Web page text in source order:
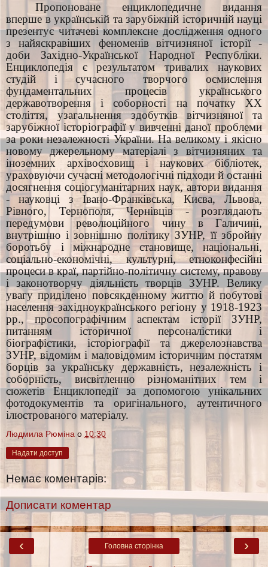
Пропоноване енциклопедичне видання
вперше в українській та зарубіжній історичній науці
презентує читачеві комплексне дослідження одного
з найяскравіших феноменів вітчизняної історії -
доби Західно-Української Народної Республіки.
Енциклопедія є результатом тривалих наукових
студій і сучасного творчого осмислення
фундаментальних процесів українського
державотворення і соборності на початку XX
століття, узагальнення здобутків вітчизняної та
зарубіжної історіографії у вивченні даної проблеми
за роки незалежності України. На великому і якісно
новому джерельному матеріалі з вітчизняних та
іноземних архівосховищ і наукових бібліотек,
ураховуючи сучасні методологічні підходи й останні
досягнення соціогуманітарних наук, автори видання
- науковці з Івано-Франківська, Києва, Львова,
Рівного, Тернополя, Чернівців - розглядають
передумови революційного чину в Галичині,
внутрішню і зовнішню політику ЗУНР, її збройну
боротьбу і міжнародне становище, національні,
соціально-економічні, культурні, етноконфесійні
процеси в краї, партійно-політичну систему, правову
і законотворчу діяльність творців ЗУНР. Велику
увагу приділено повсякденному життю й побутові
населення західноукраїнського регіону у 1918-1923
рр., просопографічним аспектам історії ЗУНР,
питанням історичної персоналістики і
біографістики, історіографії та джерелознавства
ЗУНР, відомим і маловідомим історичним постатям
борців за українську державність, незалежність і
соборність, висвітленню різноманітних тем і
сюжетів Енциклопедії за допомогою унікальних
фотодокументів та оригінального, аутентичного
ілюстрованого матеріалу.
Людмила Рюміна о 10:30
Надати доступ
Немає коментарів:
Дописати коментар
‹ ›
Головна сторінка